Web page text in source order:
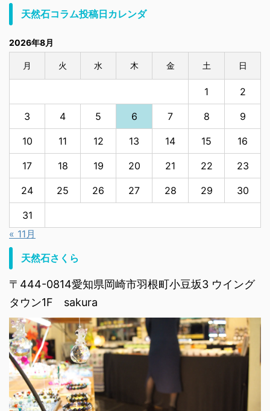
天然石コラム投稿日カレンダ
2026年8月
月 火 水 木 金 土 日
1 2
3 4 5 6 7 8 9
10 11 12 13 14 15 16
17 18 19 20 21 22 23
24 25 26 27 28 29 30
31
« 11月
天然石さくら
〒444-0814愛知県岡崎市羽根町小豆坂3 ウイング
タウン1F sakura